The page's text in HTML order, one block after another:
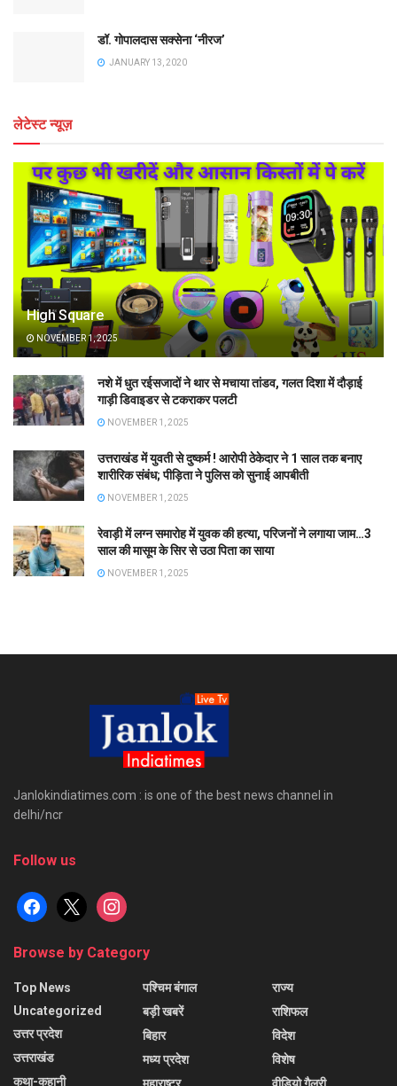
डॉ. गोपालदास सक्सेना ‘नीरज’
JANUARY 13, 2020
लेटेस्ट न्यूज़
High Square
NOVEMBER 1, 2025
नशे में धुत रईसजादों ने थार से मचाया तांडव, गलत दिशा में दौड़ाई
गाड़ी डिवाइडर से टकराकर पलटी
NOVEMBER 1, 2025
उत्तराखंड में युवती से दुष्कर्म ! आरोपी ठेकेदार ने 1 साल तक बनाए
शारीरिक संबंध; पीड़िता ने पुलिस को सुनाई आपबीती
NOVEMBER 1, 2025
रेवाड़ी में लग्न समारोह में युवक की हत्या, परिजनों ने लगाया जाम…3
साल की मासूम के सिर से उठा पिता का साया
NOVEMBER 1, 2025
Janlokindiatimes.com : is one of the best news channel in
delhi/ncr
Follow us
facebook
x instagram
Browse by Category
Top News
Uncategorized
उत्तर प्रदेश
उत्तराखंड
कथा-कहानी
पश्चिम बंगाल
बड़ी खबरें
बिहार
मध्य प्रदेश
राज्य
राशिफल
विदेश
विशेष